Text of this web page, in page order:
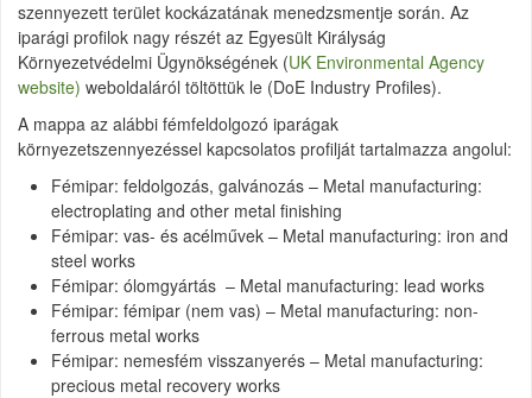
szennyezett terület kockázatának menedzsmentje során. Az
iparági profilok nagy részét az Egyesült Királyság
Környezetvédelmi Ügynökségének (UK Environmental Agency
website) weboldaláról töltöttük le (DoE Industry Profiles).
A mappa az alábbi fémfeldolgozó iparágak
környezetszennyezéssel kapcsolatos profilját tartalmazza angolul:
Fémipar: feldolgozás, galvánozás – Metal manufacturing:
electroplating and other metal finishing
Fémipar: vas- és acélművek – Metal manufacturing: iron and
steel works
Fémipar: ólomgyártás – Metal manufacturing: lead works
Fémipar: fémipar (nem vas) – Metal manufacturing: non-
ferrous metal works
Fémipar: nemesfém visszanyerés – Metal manufacturing:
precious metal recovery works